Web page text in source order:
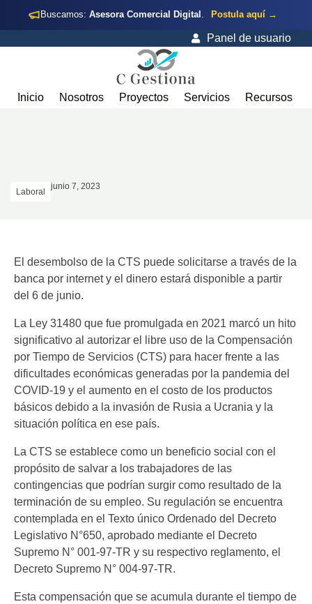
Buscamos: Asesora Comercial Digital . Postula aquí →
Panel de usuario
Inicio Nosotros Proyectos Servicios Recursos
Laboral
junio 7, 2023
El desembolso de la CTS puede solicitarse a través de la
banca por internet y el dinero estará disponible a partir
del 6 de junio.
La Ley 31480 que fue promulgada en 2021 marcó un hito
significativo al autorizar el libre uso de la Compensación
por Tiempo de Servicios (CTS) para hacer frente a las
dificultades económicas generadas por la pandemia del
COVID-19 y el aumento en el costo de los productos
básicos debido a la invasión de Rusia a Ucrania y la
situación política en ese país.
La CTS se establece como un beneficio social con el
propósito de salvar a los trabajadores de las
contingencias que podrían surgir como resultado de la
terminación de su empleo. Su regulación se encuentra
contemplada en el Texto único Ordenado del Decreto
Legislativo N°650, aprobado mediante el Decreto
Supremo N° 001-97-TR y su respectivo reglamento, el
Decreto Supremo N° 004-97-TR.
Esta compensación que se acumula durante el tiempo de